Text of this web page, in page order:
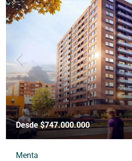
Desde $747.000.000
Menta